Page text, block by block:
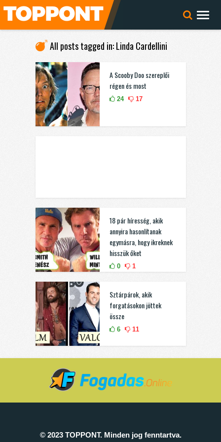
All posts tagged in: Linda Cardellini
A Scooby Doo szereplői
régen és most
24 17
18 pár híresség, akik
annyira hasonlítanak
egymásra, hogy ikreknek
hisszük őket
0 1
Sztárpárok, akik
forgatásokon jöttek
össze
6 11
© 2023 TOPPONT. Minden jog fenntartva.